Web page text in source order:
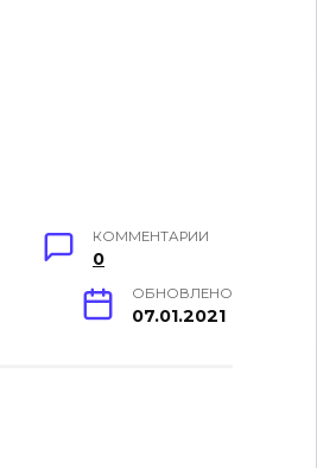
КОММЕНТАРИИ
0
ОБНОВЛЕНО
07.01.2021